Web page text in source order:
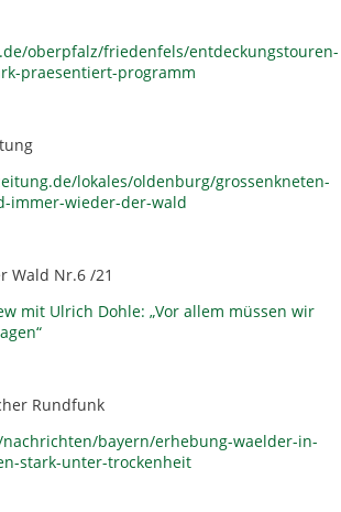
oberpfalz/friedenfels/entdeckungstouren-
praesentiert-programm
lokales/oldenburg/grossenkneten-
immer-wieder-der-wald
Wald Nr.6 /21
mit Ulrich Dohle: „Vor allem müssen wir
Rundfunk
bayern/erhebung-waelder-in-
stark-unter-trockenheit